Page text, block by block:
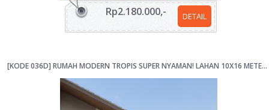
DETAIL
Rp2.180.000,-
[KODE 036D] RUMAH MODERN TROPIS SUPER NYAMAN! LAHAN 10X16 METER DENGAN BALKON LUAS & RUANG KERJA